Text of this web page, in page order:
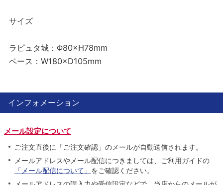
サイズ
ラピュタ城：Φ80×H78mm
ベース：W180×D105mm
インフォメーション
メール設定について
ご注文直後に「ご注文確認」のメールが自動送信されます。
メールアドレスやメール配信につきましては、ご利用ガイドの
「メール配信について」 をご確認ください。